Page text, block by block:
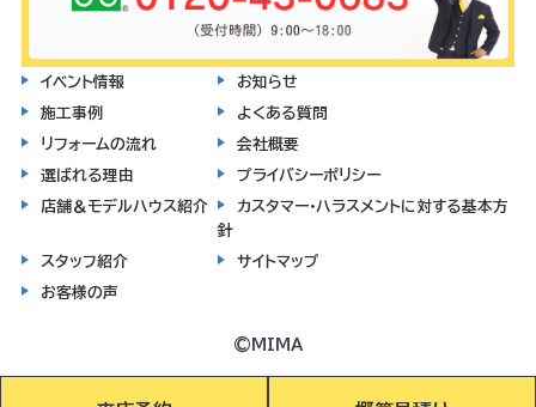
イベント情報
施工事例
リフォームの流れ
選ばれる理由
店舗＆モデルハウス紹介
スタッフ紹介
お客様の声
お知らせ
よくある質問
会社概要
プライバシーポリシー
カスタマー・ハラスメントに対する基本方
針
サイトマップ
©MIMA